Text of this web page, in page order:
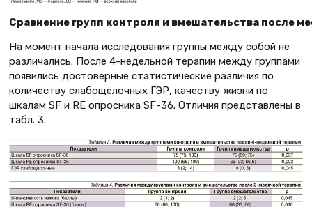
Сравнение групп контроля и вмешательства после
На момент начала исследования группы между собой не
различались. После 4-недельной терапии между группами
появились достоверные статистические различия по
количеству слабощелочных ГЭР, качеству жизни по
шкалам SF и RE опросника SF-36. Отличия представлены в
табл. 3.